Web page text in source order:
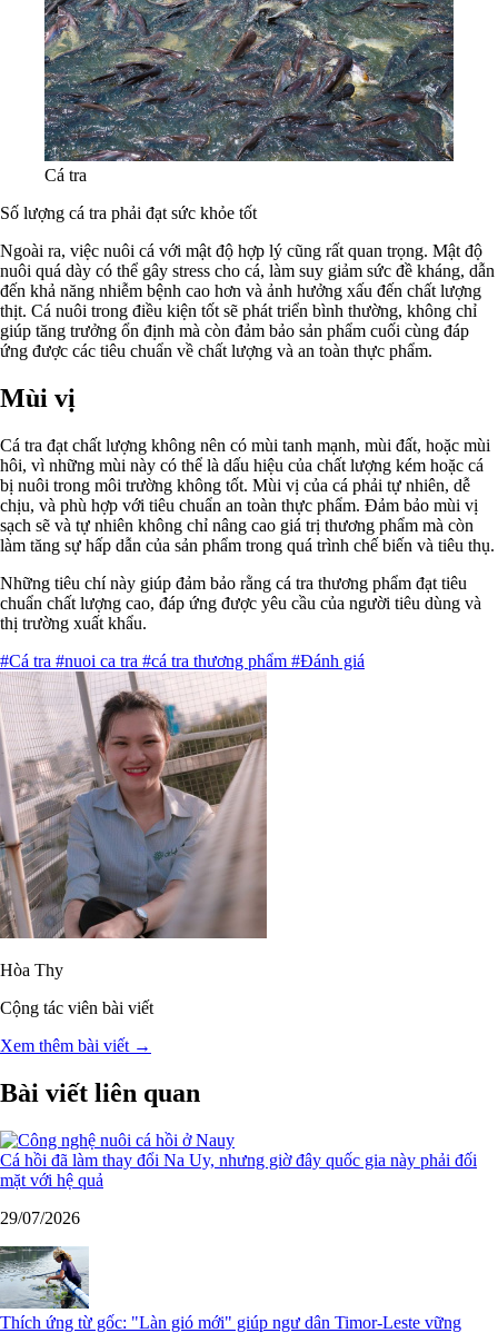
Cá tra
Số lượng cá tra phải đạt sức khỏe tốt
Ngoài ra, việc nuôi cá với mật độ hợp lý cũng rất quan trọng. Mật độ
nuôi quá dày có thể gây stress cho cá, làm suy giảm sức đề kháng, dẫn
đến khả năng nhiễm bệnh cao hơn và ảnh hưởng xấu đến chất lượng
thịt. Cá nuôi trong điều kiện tốt sẽ phát triển bình thường, không chỉ
giúp tăng trưởng ổn định mà còn đảm bảo sản phẩm cuối cùng đáp
ứng được các tiêu chuẩn về chất lượng và an toàn thực phẩm.
Mùi vị
Cá tra đạt chất lượng không nên có mùi tanh mạnh, mùi đất, hoặc mùi
hôi, vì những mùi này có thể là dấu hiệu của chất lượng kém hoặc cá
bị nuôi trong môi trường không tốt. Mùi vị của cá phải tự nhiên, dễ
chịu, và phù hợp với tiêu chuẩn an toàn thực phẩm. Đảm bảo mùi vị
sạch sẽ và tự nhiên không chỉ nâng cao giá trị thương phẩm mà còn
làm tăng sự hấp dẫn của sản phẩm trong quá trình chế biến và tiêu thụ.
Những tiêu chí này giúp đảm bảo rằng cá tra thương phẩm đạt tiêu
chuẩn chất lượng cao, đáp ứng được yêu cầu của người tiêu dùng và
thị trường xuất khẩu.
#Cá tra #nuoi ca tra #cá tra thương phẩm #Đánh giá
Hòa Thy
Cộng tác viên bài viết
Xem thêm bài viết →
Bài viết liên quan
Cá hồi đã làm thay đổi Na Uy, nhưng giờ đây quốc gia này phải đối
mặt với hệ quả
29/07/2026
Thích ứng từ gốc: "Làn gió mới" giúp ngư dân Timor-Leste vững